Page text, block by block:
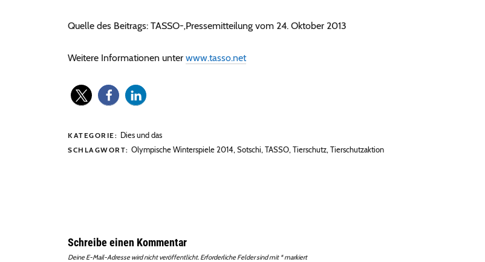
Quelle des Beitrags: TASSO-‚Pressemitteilung vom 24. Oktober 2013
Weitere Informationen unter www.tasso.net
KATEGORIE: Dies und das
SCHLAGWORT: Olympische Winterspiele 2014, Sotschi, TASSO, Tierschutz, Tierschutzaktion
Schreibe einen Kommentar
Deine E-Mail-Adresse wird nicht veröffentlicht. Erforderliche Felder sind mit *markiert